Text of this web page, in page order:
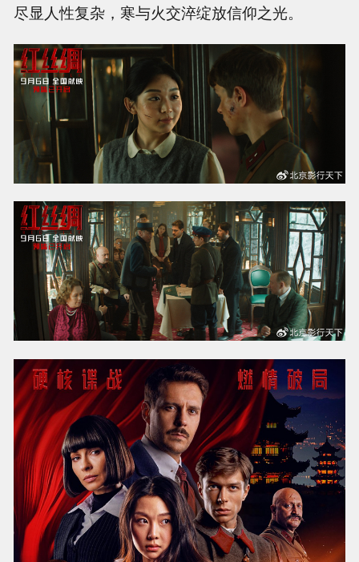
尽显人性复杂，寒与火交淬绽放信仰之光。